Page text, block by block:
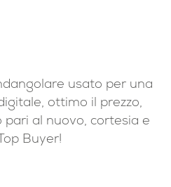
usato per una
ottimo il prezzo,
pari al nuovo, cortesia e
Buyer!